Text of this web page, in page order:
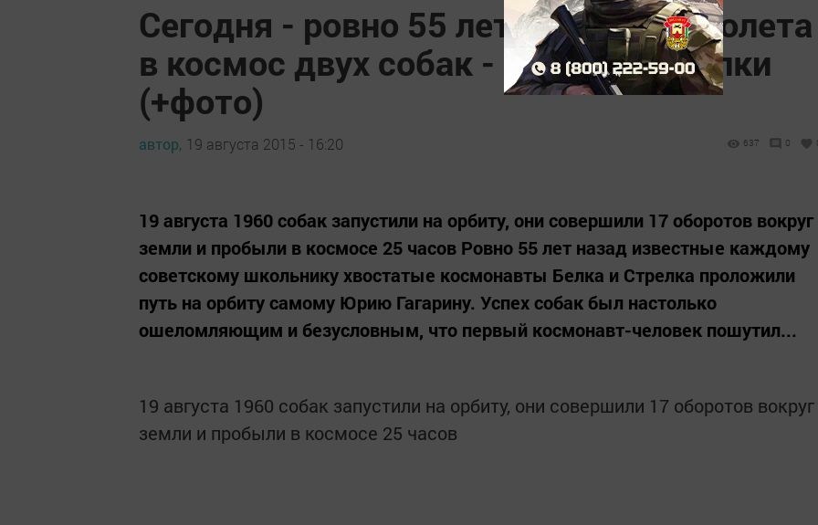
Сегодня - ровно 55 лет с момента полета
в космос двух собак - Белки и Стрелки
(+фото)
автор, 19 августа 2015 - 16:20 637 0
19 августа 1960 собак запустили на орбиту, они совершили 17 оборотов вокруг
земли и пробыли в космосе 25 часов Ровно 55 лет назад известные каждому
советскому школьнику хвостатые космонавты Белка и Стрелка проложили
путь на орбиту самому Юрию Гагарину. Успех собак был настолько
ошеломляющим и безусловным, что первый космонавт-человек пошутил...
19 августа 1960 собак запустили на орбиту, они совершили 17 оборотов вокруг
земли и пробыли в космосе 25 часов